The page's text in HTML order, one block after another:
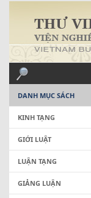
DANH MỤC SÁCH
KINH TẠNG
GIỚI LUẬT
LUẬN TẠNG
GIẢNG LUẬN